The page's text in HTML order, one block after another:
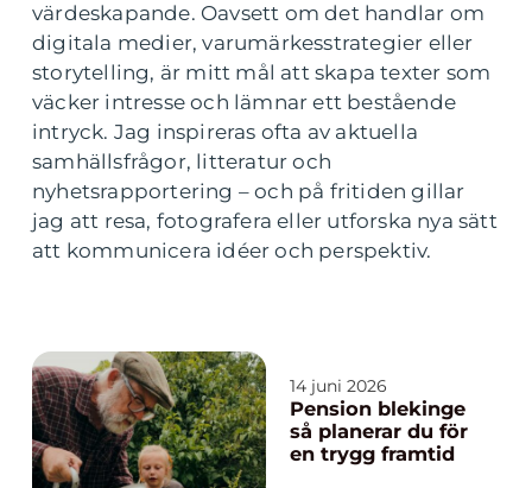
värdeskapande. Oavsett om det handlar om
digitala medier, varumärkesstrategier eller
storytelling, är mitt mål att skapa texter som
väcker intresse och lämnar ett bestående
intryck. Jag inspireras ofta av aktuella
samhällsfrågor, litteratur och
nyhetsrapportering – och på fritiden gillar
jag att resa, fotografera eller utforska nya sätt
att kommunicera idéer och perspektiv.
14 juni 2026
Pension blekinge
så planerar du för
en trygg framtid